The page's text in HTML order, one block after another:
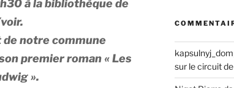
à la bibliothèque de
notre commune
premier roman « Les
».
sur le circuit